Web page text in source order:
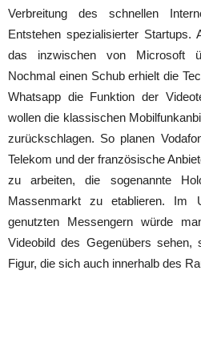
Verbreitung des schnellen
Entstehen spezialisierter Startups.
das inzwischen von Microsoft
Nochmal einen Schub erhielt die
Whatsapp die Funktion der
wollen die klassischen
zurückschlagen. So planen
Telekom und der französische
zu arbeiten, die sogenannte
Massenmarkt zu etablieren. Im
genutzten Messengern würde
Videobild des Gegenübers sehen,
Figur, die sich auch innerhalb des